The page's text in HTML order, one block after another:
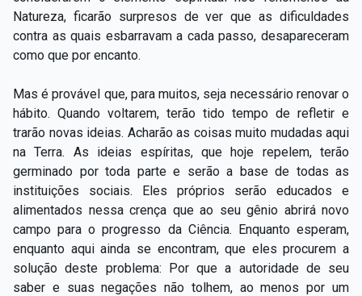
Natureza, ficarão surpresos de ver que as dificuldades
contra as quais esbarravam a cada passo, desapareceram
como que por encanto.
Mas é provável que, para muitos, seja necessário renovar o
hábito. Quando voltarem, terão tido tempo de refletir e
trarão novas ideias. Acharão as coisas muito mudadas aqui
na Terra. As ideias espíritas, que hoje repelem, terão
germinado por toda parte e serão a base de todas as
instituições sociais. Eles próprios serão educados e
alimentados nessa crença que ao seu gênio abrirá novo
campo para o progresso da Ciência. Enquanto esperam,
enquanto aqui ainda se encontram, que eles procurem a
solução deste problema: Por que a autoridade de seu
saber e suas negações não tolhem, ao menos por um